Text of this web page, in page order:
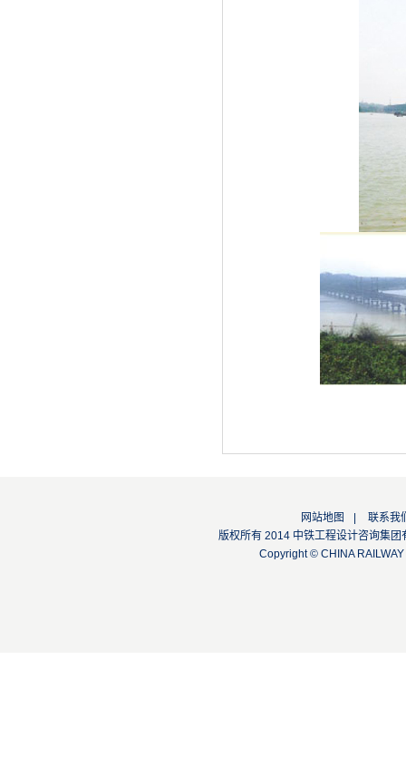
网站地图
联系我
版权所有 2014 中铁工程设计咨询
Copyright © CHINA